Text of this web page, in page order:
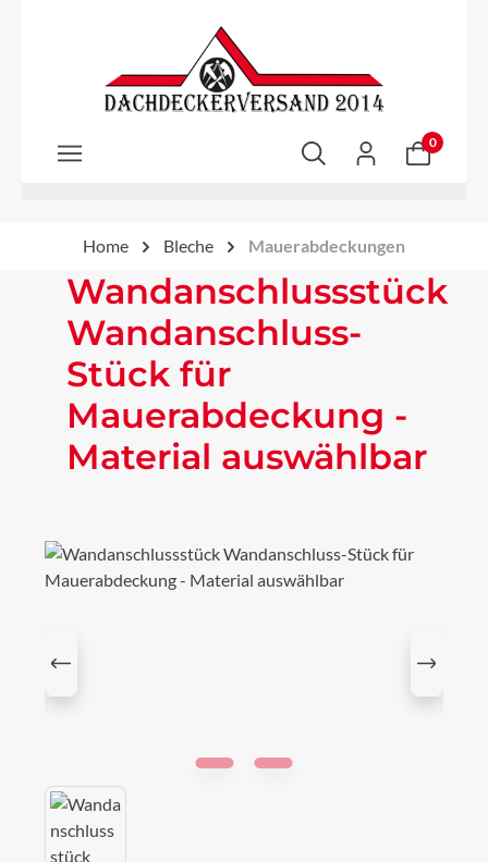
Zum Hauptinhalt springen
0
Home Bleche Mauerabdeckungen
Wandanschlussstück
Wandanschluss-
Stück für
Mauerabdeckung -
Material auswählbar
Bildergalerie überspringen